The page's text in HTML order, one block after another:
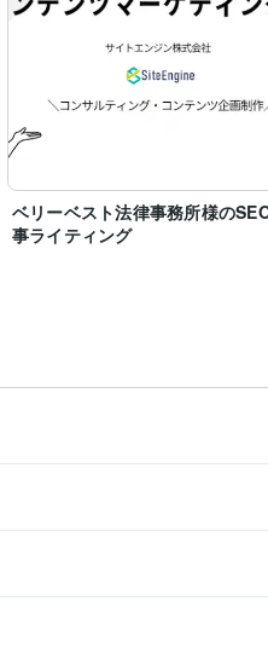
ベリーベスト法律事務所様の
事ライティング